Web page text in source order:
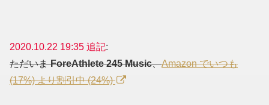
2020.10.22 19:35 追記:
ただいまForeAthlete 245 Music、Amazon でいつも
(17%) より割引中 (24%)